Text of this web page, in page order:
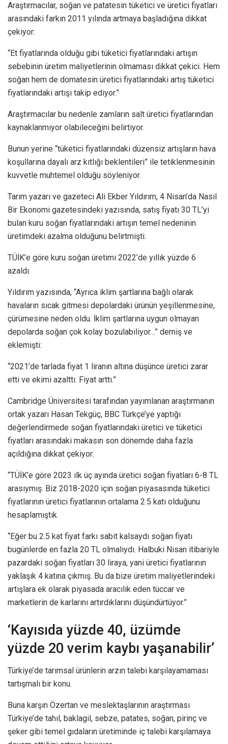
Araştırmacılar, soğan ve patatesin tüketici ve üretici fiyatları
arasındaki farkın 2011 yılında artmaya başladığına dikkat
çekiyor:
“Et fiyatlarında olduğu gibi tüketici fiyatlarındaki artışın
sebebinin üretim maliyetlerinin olmaması dikkat çekici. Hem
soğan hem de domatesin üretici fiyatlarındaki artış tüketici
fiyatlarındaki artışı takip ediyor.”
Araştırmacılar bu nedenle zamların salt üretici fiyatlarından
kaynaklanmıyor olabileceğini belirtiyor.
Bunun yerine “tüketici fiyatlarındaki düzensiz artışların hava
koşullarına dayalı arz kıtlığı beklentileri” ile tetiklenmesinin
kuvvetle muhtemel olduğu söyleniyor.
Tarım yazarı ve gazeteci Ali Ekber Yıldırım, 4 Nisan’da Nasıl
Bir Ekonomi gazetesindeki yazısında, satış fiyatı 30 TL’yi
bulan kuru soğan fiyatlarındaki artışın temel nedeninin
üretimdeki azalma olduğunu belirtmişti.
TÜİK’e göre kuru soğan üretimi 2022’de yıllık yüzde 6
azaldı.
Yıldırım yazısında, “Ayrıca iklim şartlarına bağlı olarak
havaların sıcak gitmesi depolardaki ürünün yeşillenmesine,
çürümesine neden oldu. İklim şartlarına uygun olmayan
depolarda soğan çok kolay bozulabiliyor…” demiş ve
eklemişti:
“2021’de tarlada fiyat 1 liranın altına düşünce üretici zarar
etti ve ekimi azalttı. Fiyat arttı.”
Cambridge Üniversitesi tarafından yayımlanan araştırmanın
ortak yazarı Hasan Tekgüç, BBC Türkçe’ye yaptığı
değerlendirmede soğan fiyatlarındaki üretici ve tüketici
fiyatları arasındaki makasın son dönemde daha fazla
açıldığına dikkat çekiyor:
“TÜİK’e göre 2023 ilk üç ayında üretici soğan fiyatları 6-8 TL
arasıymış. Biz 2018-2020 için soğan piyasasında tüketici
fiyatlarının üretici fiyatlarının ortalama 2.5 katı olduğunu
hesaplamıştık.
“Eğer bu 2.5 kat fiyat farkı sabit kalsaydı soğan fiyatı
bugünlerde en fazla 20 TL olmalıydı. Halbuki Nisan itibariyle
pazardaki soğan fiyatları 30 liraya, yani üretici fiyatlarının
yaklaşık 4 katına çıkmış. Bu da bize üretim maliyetlerindeki
artışlara ek olarak piyasada aracılık eden tüccar ve
marketlerin de karlarını artırdıklarını düşündürtüyor.”
‘Kayısıda yüzde 40, üzümde
yüzde 20 verim kaybı yaşanabilir’
Türkiye’de tarımsal ürünlerin arzın talebi karşılayamaması
tartışmalı bir konu.
Buna karşın Özertan ve meslektaşlarının araştırması
Türkiye’de tahıl, baklagil, sebze, patates, soğan, pirinç ve
şeker gibi temel gıdaların üretiminde iç talebi karşılamaya